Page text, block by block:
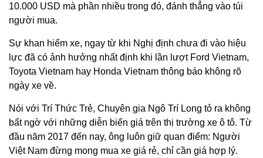
10.000 USD mà phần nhiều trong đó, đánh thẳng vào túi
người mua.
Sự khan hiếm xe, ngay từ khi Nghị định chưa đi vào hiệu
lực đã có ảnh hưởng nhất định khi lần lượt Ford Vietnam,
Toyota Vietnam hay Honda Vietnam thông báo không rõ
ngày xe về.
Nói với Trí Thức Trẻ, Chuyên gia Ngô Trí Long tỏ ra không
bất ngờ với những diễn biến giá trên thị trường xe ô tô. Từ
đầu năm 2017 đến nay, ông luôn giữ quan điểm: Người
Việt Nam đừng mong mua xe giá rẻ, chỉ cần giá hợp lý.